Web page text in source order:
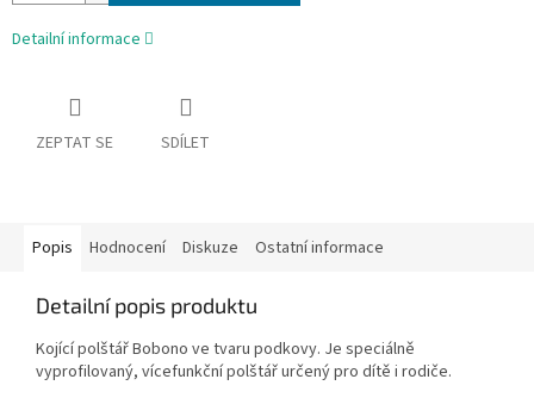
Detailní informace
ZEPTAT SE SDÍLET
Popis Hodnocení Diskuze Ostatní informace
Detailní popis produktu
Kojící polštář Bobono ve tvaru podkovy. Je speciálně
vyprofilovaný, vícefunkční polštář určený pro dítě i rodiče.